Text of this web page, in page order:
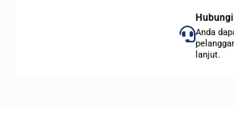
Hubungi
Anda
lanjut.